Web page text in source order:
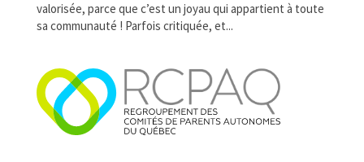
valorisée, parce que c’est un joyau qui appartient à toute
sa communauté ! Parfois critiquée, et...